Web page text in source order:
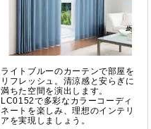
ライトブルーのカーテンで部屋を
リフレッシュ。清涼感と安らぎに
満ちた空間を演出します。
LC0152で多彩なカラーコーディ
ネートを楽しみ、理想のインテリ
アを実現しましょう。